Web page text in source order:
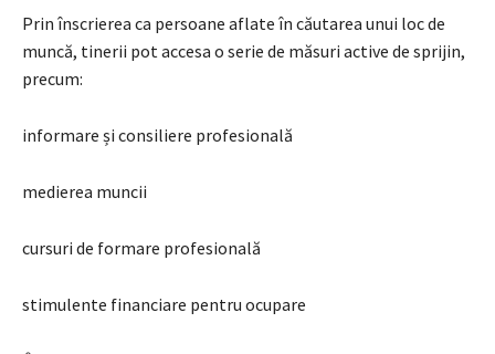
Prin înscrierea ca persoane aflate în căutarea unui loc de
muncă, tinerii pot accesa o serie de măsuri active de sprijin,
precum:
informare și consiliere profesională
medierea muncii
cursuri de formare profesională
stimulente financiare pentru ocupare